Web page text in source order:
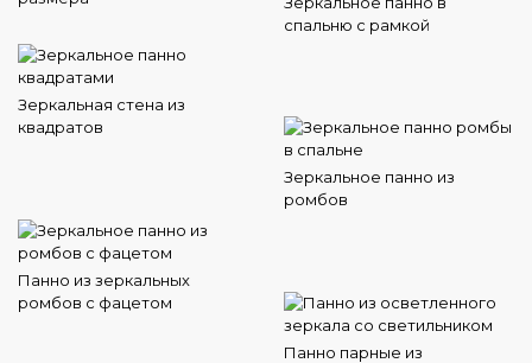
спальню с рамкой
Зеркальная стена из
квадратов
Зеркальное панно из
ромбов
Панно из зеркальных
ромбов с фацетом
Панно парные из